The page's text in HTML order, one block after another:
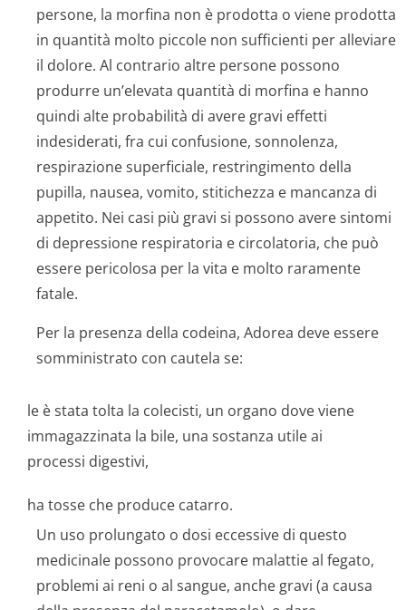
persone, la morfina non è prodotta o viene prodotta
in quantità molto piccole non sufficienti per alleviare
il dolore. Al contrario altre persone possono
produrre un’elevata quantità di morfina e hanno
quindi alte probabilità di avere gravi effetti
indesiderati, fra cui confusione, sonnolenza,
respirazione superficiale, restringimento della
pupilla, nausea, vomito, stitichezza e mancanza di
appetito. Nei casi più gravi si possono avere sintomi
di depressione respiratoria e circolatoria, che può
essere pericolosa per la vita e molto raramente
fatale.
Per la presenza della codeina, Adorea deve essere
somministrato con cautela se:
le è stata tolta la colecisti, un organo dove viene
immagazzinata la bile, una sostanza utile ai
processi digestivi,
ha tosse che produce catarro.
Un uso prolungato o dosi eccessive di questo
medicinale possono provocare malattie al fegato,
problemi ai reni o al sangue, anche gravi (a causa